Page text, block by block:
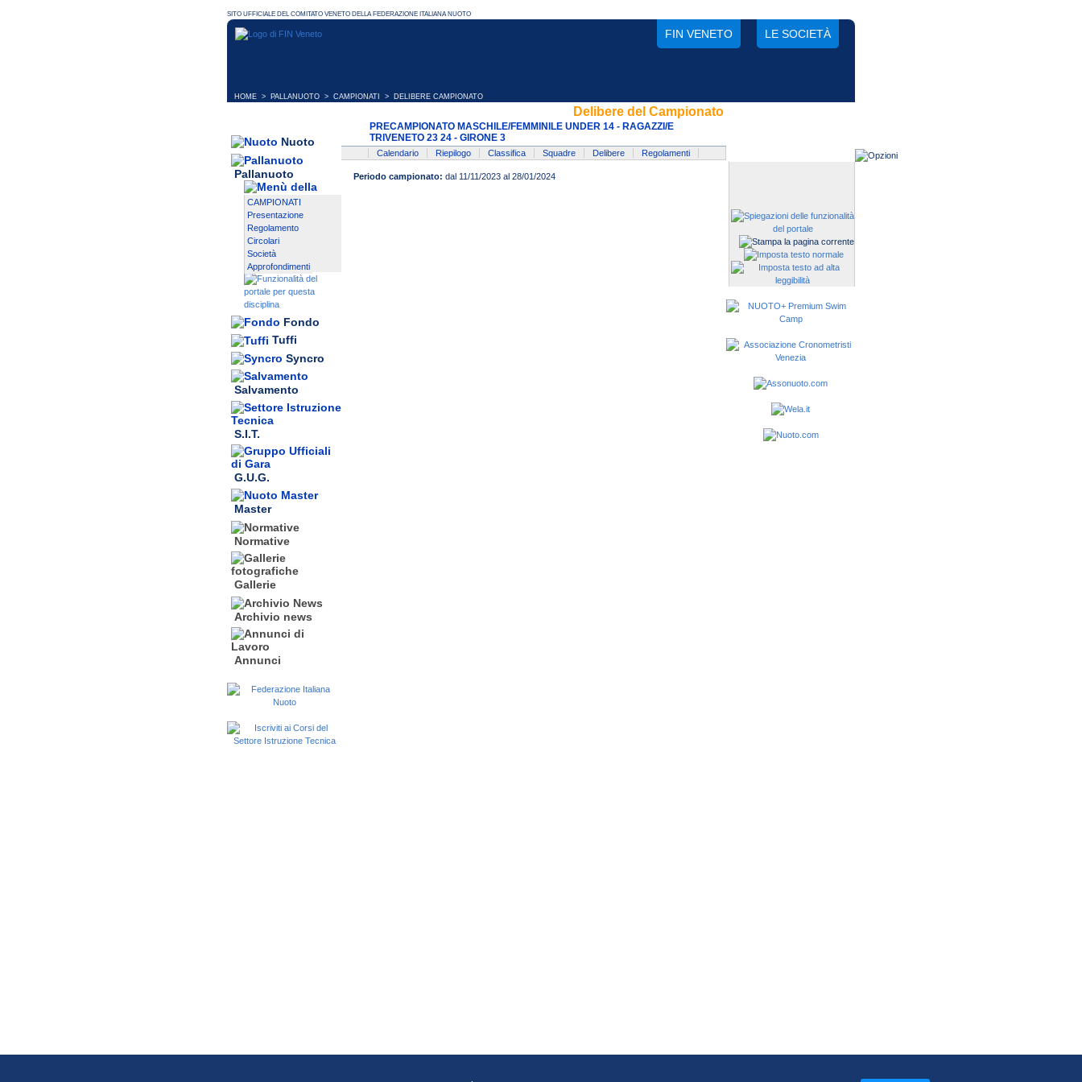
FIN VENETO LE SOCIETÀ
HOME > PALLANUOTO > CAMPIONATI > DELIBERE CAMPIONATO
Nuoto
Pallanuoto
CAMPIONATI
Presentazione
Regolamento
Circolari
Società
Approfondimenti
Fondo
Tuffi
Syncro
Salvamento
S.I.T.
G.U.G.
Master
Normative
Gallerie
Archivio news
Annunci
Delibere del Campionato
PRECAMPIONATO MASCHILE/FEMMINILE UNDER 14 - RAGAZZI/E
TRIVENETO 23 24 - GIRONE 3
Calendario Riepilogo Classifica Squadre Delibere Regolamenti
Periodo campionato: dal 11/11/2023 al 28/01/2024